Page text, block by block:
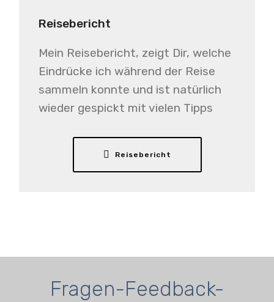
Reisebericht
Mein Reisebericht, zeigt Dir, welche
Eindrücke ich während der Reise
sammeln konnte und ist natürlich
wieder gespickt mit vielen Tipps
Reisebericht
Fragen-Feedback-